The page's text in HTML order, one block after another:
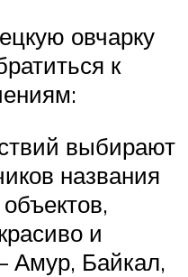
овчарку
к
выбирают
названия
и
Амур, Байкал,